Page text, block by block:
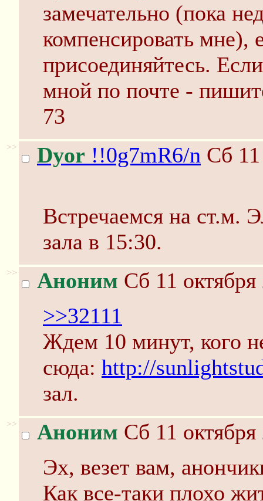
замечательно (пока
компенсировать мне),
присоединяйтесь.
мной по почте -
73
>> Dyor !!0g7mR6/n Сб
Встречаемся на ст.м.
зала в 15:30.
>> Аноним Сб 11
>>32111
Ждем 10 минут, кого
сюда: http://
зал.
>> Аноним Сб 11
Эх, везет вам,
Как все-таки плохо